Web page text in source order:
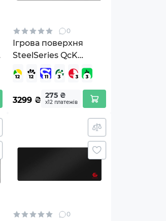
0
Ігрова поверхня
SteelSeries QcK
Performance XL
Control Black (63435)
3299 ₴ 275 ₴
х12 платежів
0